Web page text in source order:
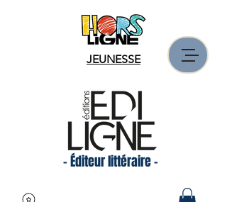
JEUNESSE
- Éditeur littéraire -